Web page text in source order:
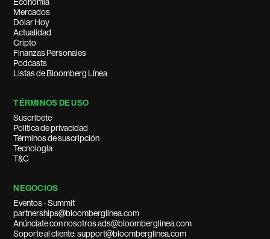
Mercados
Dólar Hoy
Actualidad
Cripto
Finanzas Personales
Podcasts
Listas de Bloomberg Línea
TÉRMINOS DE USO
Suscríbete
Política de privacidad
Términos de suscripción
Tecnología
T&C
NEGOCIOS
Eventos - Summit
partnerships@bloomberglinea.com
Anúnciate con nosotros ads@bloomberglinea.com
Soporte al cliente: support@bloomberglinea.com